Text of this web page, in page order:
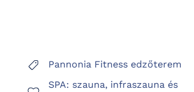
Pannonia Fitness edzőterem
SPA: szauna, infraszauna és